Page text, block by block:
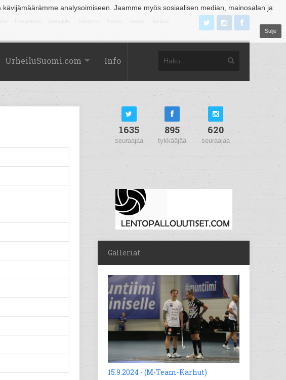
analysoimiseen. Jaamme myös sosiaalisen median, mainosalan ja
Sulje
UrheiluSuomi.com Info
1635
seuraajaa
895
tykkääjää
620
seuraajaa
Galleriat
15.9.2024 - (M-Team-Karhut)